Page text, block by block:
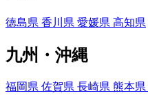
徳島県 香川県 愛媛県 高知県
九州・沖縄
福岡県 佐賀県 長崎県 熊本県